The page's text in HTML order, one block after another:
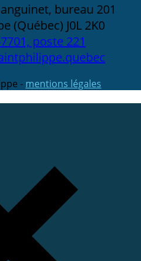
bureau 201
(Québec) J0L 2K0
poste 221
- mentions légales